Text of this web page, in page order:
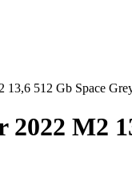
512 Gb Space
M2